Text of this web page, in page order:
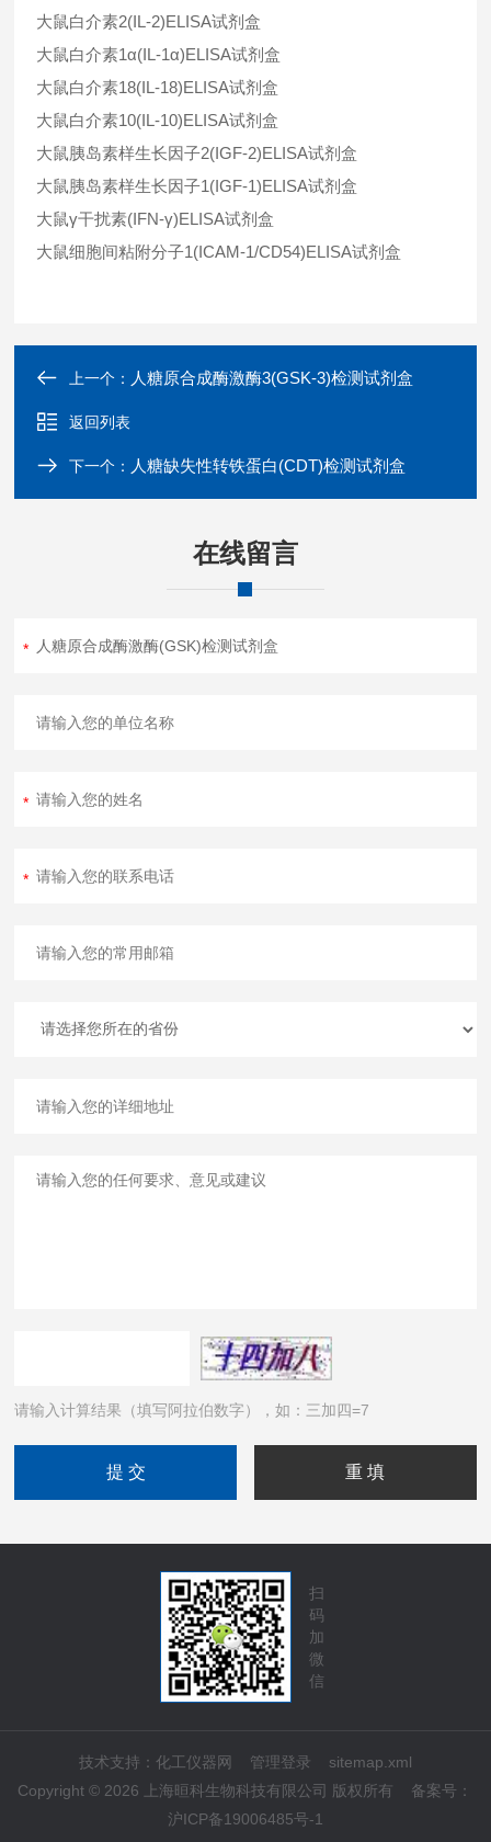
大鼠白介素2(IL-2)ELISA试剂盒
大鼠白介素1α(IL-1α)ELISA试剂盒
大鼠白介素18(IL-18)ELISA试剂盒
大鼠白介素10(IL-10)ELISA试剂盒
大鼠胰岛素样生长因子2(IGF-2)ELISA试剂盒
大鼠胰岛素样生长因子1(IGF-1)ELISA试剂盒
大鼠γ干扰素(IFN-γ)ELISA试剂盒
大鼠细胞间粘附分子1(ICAM-1/CD54)ELISA试剂盒
上一个： 人糖原合成酶激酶3(GSK-3)检测试剂盒
返回列表
下一个： 人糖缺失性转铁蛋白(CDT)检测试剂盒
在线留言
请输入计算结果（填写阿拉伯数字），如：三加四=7
扫
码
加
微
信
技术支持： 化工仪器网 管理登录
sitemap.xml
Copyright © 2026 上海晅科生物科技有限公司 版权所有 备案号：
沪ICP备19006485号-1